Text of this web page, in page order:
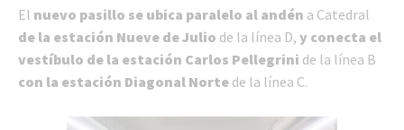
El nuevo pasillo se ubica paralelo al andén a Catedral
de la estación Nueve de Julio de la línea D, y conecta el
vestíbulo de la estación Carlos Pellegrini de la línea B
con la estación Diagonal Norte de la línea C.